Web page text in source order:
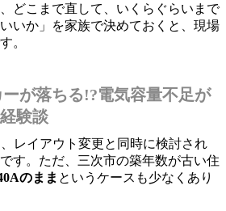
どこまで直して、いくらぐらいまで
いか」を家族で決めておくと、現場
。
が落ちる!?電気容量不足が
験談
レイアウト変更と同時に検討され
す。ただ、三次市の築年数が古い住
のまま というケースも少なくあり